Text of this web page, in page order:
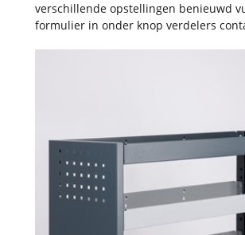
verschillende opstellingen benieuwd
formulier in onder knop verdelers